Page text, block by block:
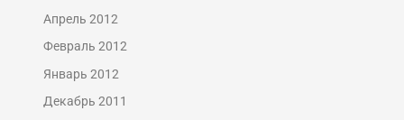
Апрель 2012
Февраль 2012
Январь 2012
Декабрь 2011